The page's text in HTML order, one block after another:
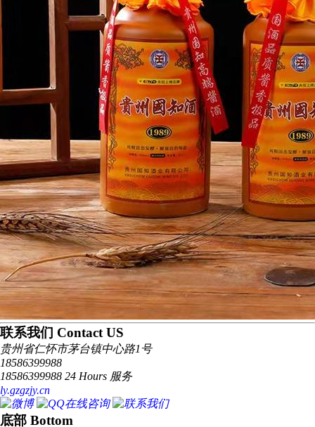
联系我们 Contact US
贵州省仁怀市茅台镇中心路1号
18586399988
18586399988 24 Hours 服务
ly.gzgzjy.cn
底部 Bottom